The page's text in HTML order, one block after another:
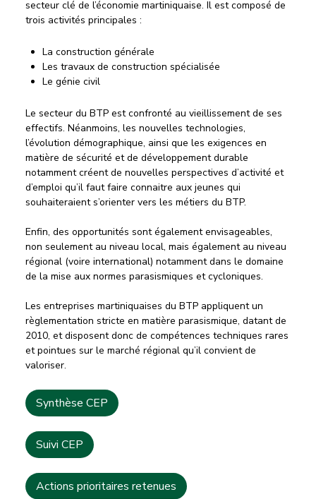
secteur clé de l’économie martiniquaise. Il est composé de
trois activités principales :
La construction générale
Les travaux de construction spécialisée
Le génie civil
Le secteur du BTP est confronté au vieillissement de ses
effectifs. Néanmoins, les nouvelles technologies,
l’évolution démographique, ainsi que les exigences en
matière de sécurité et de développement durable
notamment créent de nouvelles perspectives d’activité et
d’emploi qu’il faut faire connaitre aux jeunes qui
souhaiteraient s’orienter vers les métiers du BTP.
Enfin, des opportunités sont également envisageables,
non seulement au niveau local, mais également au niveau
régional (voire international) notamment dans le domaine
de la mise aux normes parasismiques et cycloniques.
Les entreprises martiniquaises du BTP appliquent un
règlementation stricte en matière parasismique, datant de
2010, et disposent donc de compétences techniques rares
et pointues sur le marché régional qu’il convient de
valoriser.
Synthèse CEP
Suivi CEP
Actions prioritaires retenues